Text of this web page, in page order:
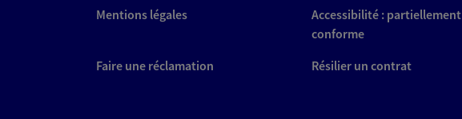
Mentions légales
Accessibilité : partiellement
conforme
Faire une réclamation
Résilier un contrat